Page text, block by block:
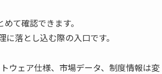
て確認できます。
落とし込む際の入口です。
ウェア仕様、市場データ、制度情報は変